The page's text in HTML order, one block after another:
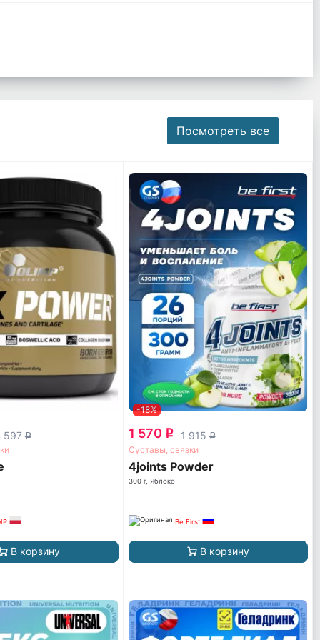
Посмотреть все
597q
В корзину
-18%
1 570 q 1 915q
Суставы, связки
4joints Powder
300 г, Яблоко
Be First
В корзину